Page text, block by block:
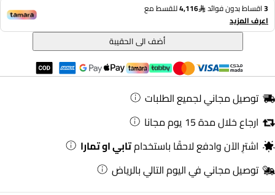
3اقساط بدون فوائد 4,116للقسط مع
اعرف المزيد
أضف الى الحقيبة
توصيل مجاني لجميع الطلبات
ارجاع خلال مدة 15 يوم مجانا
اشترِ الآن وادفع لاحقًا باستخدامتابي او تمارا
توصيل مجاني في اليوم التالي بالرياض